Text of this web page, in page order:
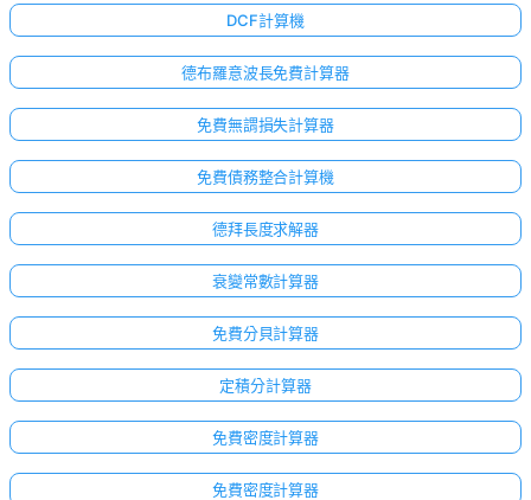
DCF計算機
德布羅意波長免費計算器
免費無謂損失計算器
免費債務整合計算機
德拜長度求解器
衰變常數計算器
免費分貝計算器
定積分計算器
免費密度計算器
免費密度計算器